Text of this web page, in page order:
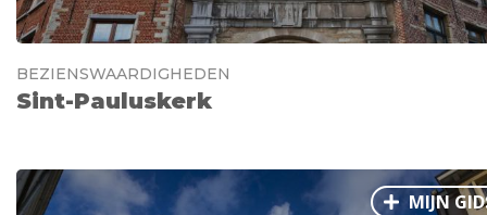
BEZIENSWAARDIGHEDEN
Sint-Pauluskerk
MIJN